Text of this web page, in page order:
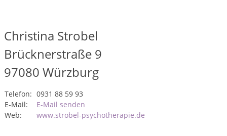
Christina Strobel
Brücknerstraße 9
97080 Würzburg
Telefon: 0931 88 59 93
E-Mail:
E-Mail senden
Web:
www.strobel-psychotherapie.de